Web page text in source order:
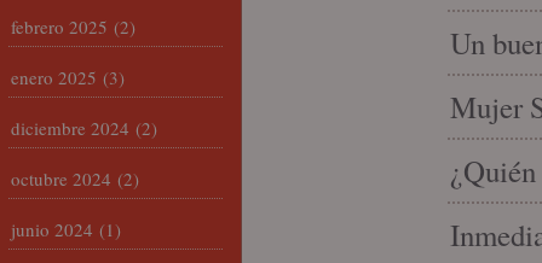
Un
Mujer
febrero 2025 (2)
enero 2025 (3)
diciembre 2024 (2)
octubre 2024 (2)
junio 2024 (1)